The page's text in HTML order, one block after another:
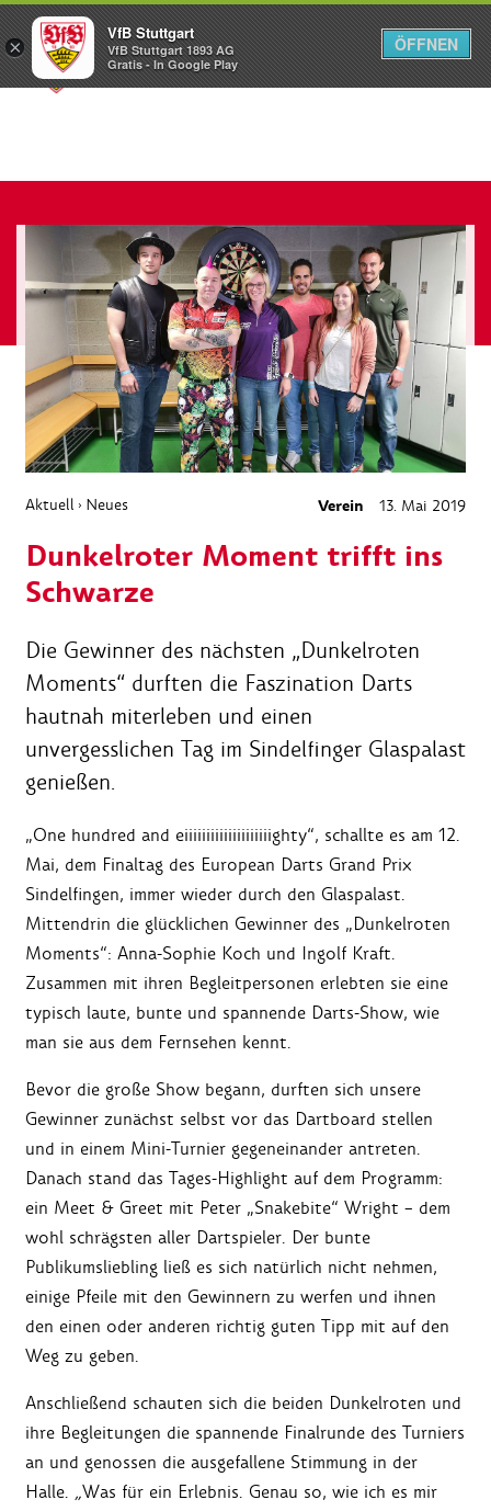
Menü
Aktuell › Neues Verein 13. Mai 2019
Dunkelroter Moment trifft ins
Schwarze
Die Gewinner des nächsten „Dunkelroten
Moments“ durften die Faszination Darts
hautnah miterleben und einen
unvergesslichen Tag im Sindelfinger Glaspalast
genießen.
„One hundred and eiiiiiiiiiiiiiiiiiiiighty“, schallte es am 12.
Mai, dem Finaltag des European Darts Grand Prix
Sindelfingen, immer wieder durch den Glaspalast.
Mittendrin die glücklichen Gewinner des „Dunkelroten
Moments“: Anna-Sophie Koch und Ingolf Kraft.
Zusammen mit ihren Begleitpersonen erlebten sie eine
typisch laute, bunte und spannende Darts-Show, wie
man sie aus dem Fernsehen kennt.
Bevor die große Show begann, durften sich unsere
Gewinner zunächst selbst vor das Dartboard stellen
und in einem Mini-Turnier gegeneinander antreten.
Danach stand das Tages-Highlight auf dem Programm:
ein Meet & Greet mit Peter „Snakebite“ Wright – dem
wohl schrägsten aller Dartspieler. Der bunte
Publikumsliebling ließ es sich natürlich nicht nehmen,
einige Pfeile mit den Gewinnern zu werfen und ihnen
den einen oder anderen richtig guten Tipp mit auf den
Weg zu geben.
Anschließend schauten sich die beiden Dunkelroten und
ihre Begleitungen die spannende Finalrunde des Turniers
an und genossen die ausgefallene Stimmung in der
Halle. „Was für ein Erlebnis. Genau so, wie ich es mir
×
VfB Stuttgart
VfB Stuttgart 1893 AG
Gratis - In Google Play
ÖFFNEN